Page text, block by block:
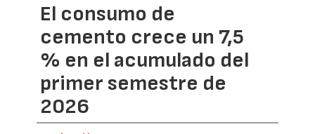
El consumo de
cemento crece un 7,5
% en el acumulado del
primer semestre de
2026